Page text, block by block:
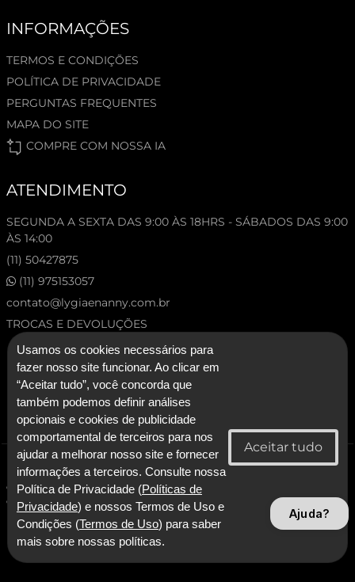
INFORMAÇÕES
TERMOS E CONDIÇÕES
POLÍTICA DE PRIVACIDADE
PERGUNTAS FREQUENTES
MAPA DO SITE
COMPRE COM NOSSA IA
ATENDIMENTO
SEGUNDA A SEXTA DAS 9:00 ÀS 18HRS - SÁBADOS DAS 9:00
ÀS 14:00
(11) 50427875
(11) 975153057
contato@lygiaenanny.com.br
TROCAS E DEVOLUÇÕES
© 2026 Lygia & Nanny. Todos os direitos reservados.
CNPJ: 53.227.120/0001-92 - Lygia & Nanny Artesanato Confeccoes e
Comercio LTDA
Com Tecnologia SmarterApp
Usamos os cookies necessários para
fazer nosso site funcionar. Ao clicar em
“Aceitar tudo”, você concorda que
também podemos definir análises
opcionais e cookies de publicidade
comportamental de terceiros para nos
ajudar a melhorar nosso site e fornecer
informações a terceiros. Consulte nossa
Política de Privacidade (Políticas de
Privacidade) e nossos Termos de Uso e
Condições (Termos de Uso) para saber
mais sobre nossas políticas.
Ajuda?